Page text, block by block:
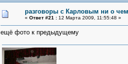
разговоры с Карловым ни о
« Ответ #21 :12 Марта 2009, 11:55:48 »
ещё фото к предыдущему